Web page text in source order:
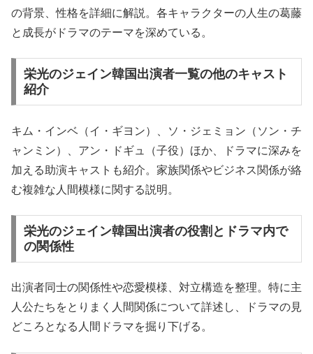
の背景、性格を詳細に解説。各キャラクターの人生の葛藤
と成長がドラマのテーマを深めている。
栄光のジェイン韓国出演者一覧の他のキャスト
紹介
キム・インベ（イ・ギヨン）、ソ・ジェミョン（ソン・チ
ャンミン）、アン・ドギュ（子役）ほか、ドラマに深みを
加える助演キャストも紹介。家族関係やビジネス関係が絡
む複雑な人間模様に関する説明。
栄光のジェイン韓国出演者の役割とドラマ内で
の関係性
出演者同士の関係性や恋愛模様、対立構造を整理。特に主
人公たちをとりまく人間関係について詳述し、ドラマの見
どころとなる人間ドラマを掘り下げる。